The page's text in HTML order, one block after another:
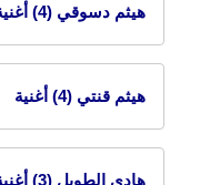
هيثم دسوقي (4) أغنية
هيثم قنتي (4) أغنية
هادي الطويل (3) أغنية